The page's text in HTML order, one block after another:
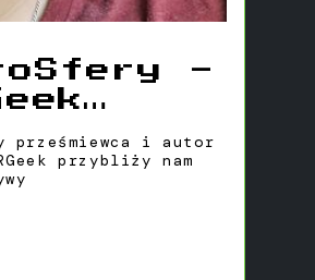
-
prześmiewca i autor
przybliży nam